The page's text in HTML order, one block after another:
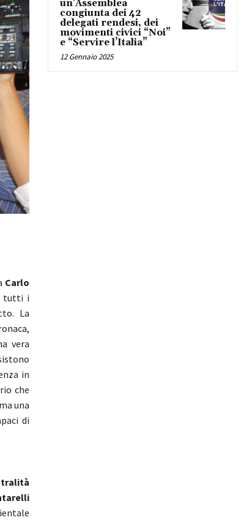
Carlo
tutti i
La
vera
in
che
una
di
un’Assemblea
congiunta dei 42
delegati rendesi, dei
movimenti civici “Noi”
e “Servire l’Italia”
12 Gennaio 2025